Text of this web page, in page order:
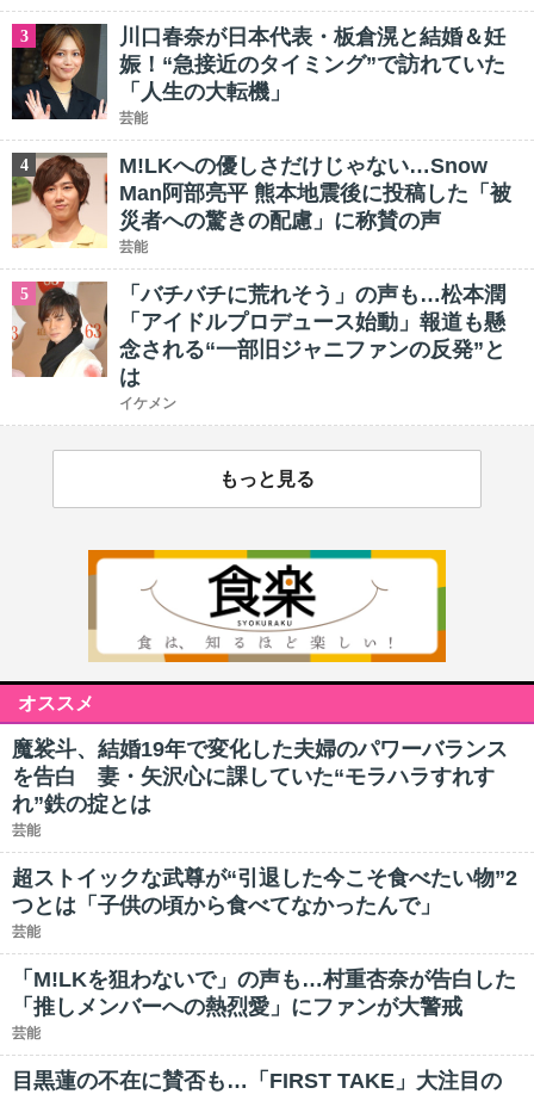
3
川口春奈が日本代表・板倉滉と結婚＆妊
娠！“急接近のタイミング”で訪れていた
「人生の大転機」
芸能
4
M!LKへの優しさだけじゃない…Snow
Man阿部亮平 熊本地震後に投稿した「被
災者への驚きの配慮」に称賛の声
芸能
5
「バチバチに荒れそう」の声も…松本潤
「アイドルプロデュース始動」報道も懸
念される“一部旧ジャニファンの反発”と
は
イケメン
もっと見る
オススメ
魔裟斗、結婚19年で変化した夫婦のパワーバランス
を告白 妻・矢沢心に課していた“モラハラすれす
れ”鉄の掟とは
芸能
超ストイックな武尊が“引退した今こそ食べたい物”2
つとは「子供の頃から食べてなかったんで」
芸能
「M!LKを狙わないで」の声も…村重杏奈が告白した
「推しメンバーへの熱烈愛」にファンが大警戒
芸能
目黒蓮の不在に賛否も…「FIRST TAKE」大注目の